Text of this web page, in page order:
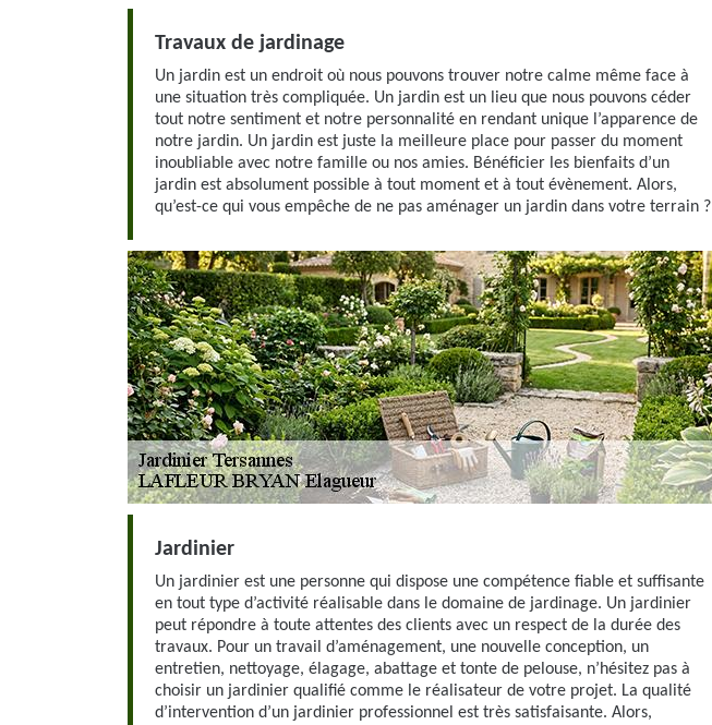
Travaux de jardinage
Un jardin est un endroit où nous pouvons trouver notre calme même face à
une situation très compliquée. Un jardin est un lieu que nous pouvons céder
tout notre sentiment et notre personnalité en rendant unique l’apparence de
notre jardin. Un jardin est juste la meilleure place pour passer du moment
inoubliable avec notre famille ou nos amies. Bénéficier les bienfaits d’un
jardin est absolument possible à tout moment et à tout évènement. Alors,
qu’est-ce qui vous empêche de ne pas aménager un jardin dans votre terrain ?
Jardinier
Un jardinier est une personne qui dispose une compétence fiable et suffisante
en tout type d’activité réalisable dans le domaine de jardinage. Un jardinier
peut répondre à toute attentes des clients avec un respect de la durée des
travaux. Pour un travail d’aménagement, une nouvelle conception, un
entretien, nettoyage, élagage, abattage et tonte de pelouse, n’hésitez pas à
choisir un jardinier qualifié comme le réalisateur de votre projet. La qualité
d’intervention d’un jardinier professionnel est très satisfaisante. Alors,